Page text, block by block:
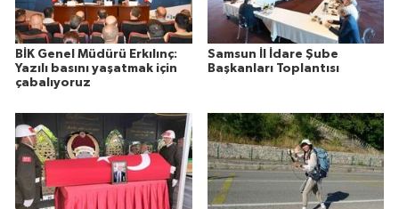
BİK Genel Müdürü Erkılınç:
Yazılı basını yaşatmak için
çabalıyoruz
Samsun İl İdare Şube
Başkanları Toplantısı